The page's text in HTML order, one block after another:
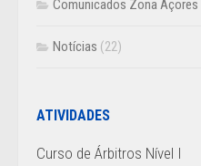
Comunicados Zona Açores
Notícias (22)
ATIVIDADES
Curso de Árbitros Nível I